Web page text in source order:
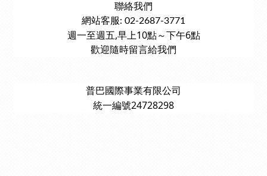
聯絡我們
網站客服: 02-2687-3771
週一至週五,早上10點～下午6點
歡迎隨時留言給我們
普巴國際事業有限公司
統一編號24728298